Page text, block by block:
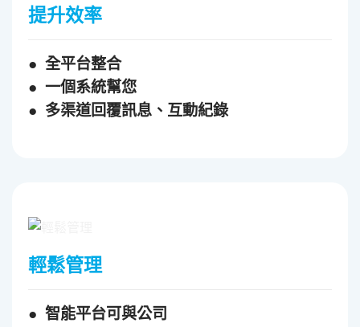
提升效率
● 全平台整合
● 一個系統幫您
● 多渠道回覆訊息、互動紀錄
輕鬆管理
● 智能平台可與公司